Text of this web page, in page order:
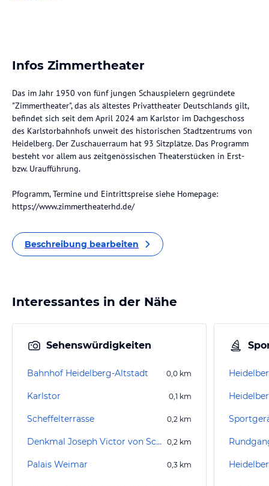
Infos Zimmertheater
Das im Jahr 1950 von fünf jungen Schauspielern gegründete
"Zimmertheater", das als ältestes Privattheater Deutschlands gilt,
befindet sich seit dem April 2024 am Karlstor im Dachgeschoss
des Karlstorbahnhofs unweit des historischen Stadtzentrums von
Heidelberg. Der Zuschauerraum hat 93 Sitzplätze. Das Programm
besteht vor allem aus zeitgenössischen Theaterstücken in Erst-
bzw. Uraufführung.
Pfogramm, Termine und Eintrittspreise siehe Homepage:
https://www.zimmertheaterhd.de/
Beschreibung bearbeiten
Interessantes in der Nähe
Sehenswürdigkeiten
Bahnhof Heidelberg-Altstadt 0,0 km
Karlstor 0,1 km
Scheffelterrasse 0,2 km
Denkmal Joseph Victor von Scheffel 0,2 km
Palais Weimar 0,3 km